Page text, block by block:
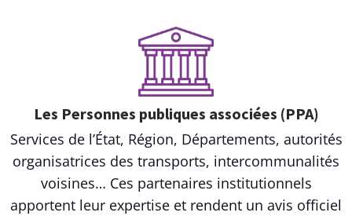
Les Personnes publiques associées (PPA)
Services de l’État, Région, Départements, autorités
organisatrices des transports, intercommunalités
voisines… Ces partenaires institutionnels
apportent leur expertise et rendent un avis officiel